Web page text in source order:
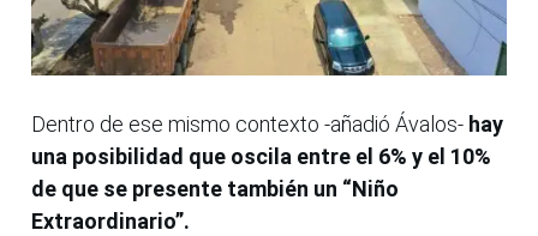
Dentro de ese mismo contexto -añadió Ávalos- hay
una posibilidad que oscila entre el 6% y el 10%
de que se presente también un “Niño
Extraordinario”.